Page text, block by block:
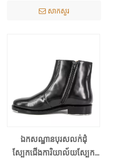
សាកសួរ
ឯកសណ្ឋានបុរសលក់ដុំ
ស្បែកជើងការិយាល័យស្បែក